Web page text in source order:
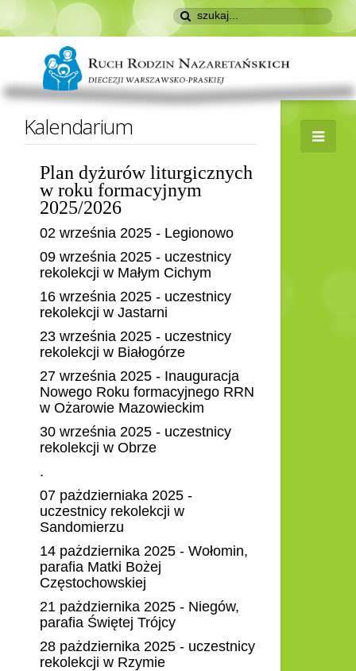
Kalendarium
Plan dyżurów liturgicznych
w roku formacyjnym
2025/2026
02 września 2025 - Legionowo
09 września 2025 - uczestnicy
rekolekcji w Małym Cichym
16 września 2025 - uczestnicy
rekolekcji w Jastarni
23 września 2025 - uczestnicy
rekolekcji w Białogórze
27 września 2025 - Inauguracja
Nowego Roku formacyjnego RRN
w Ożarowie Mazowieckim
30 września 2025 - uczestnicy
rekolekcji w Obrze
.
07 pażdzierniaka 2025 -
uczestnicy rekolekcji w
Sandomierzu
14 pażdziernika 2025 - Wołomin,
parafia Matki Bożej
Częstochowskiej
21 pażdziernika 2025 - Niegów,
parafia Świętej Trójcy
28 pażdziernika 2025 - uczestnicy
rekolekcji w Rzymie